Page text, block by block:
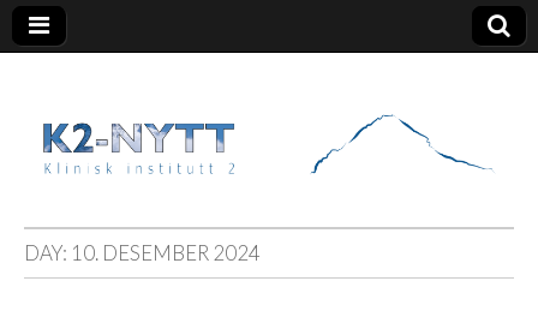
K2 Nytt
DAY: 10. DESEMBER 2024